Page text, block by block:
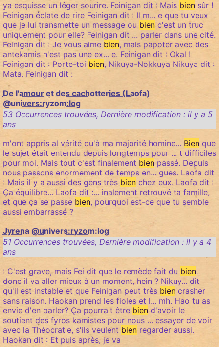
ya esquisse un léger sourire. Feinigan dit : Mais biensûr !
Feinigan éclate de rire Feinigan dit : Il m... e que tu veux
que je lui transmette un message ou bienc'est un truc
uniquement pour elle? Feinigan dit ... parler dans une cité.
Feinigan dit : Je vous aime bien, mais papoter avec des
antekamis n'est pas une ex... e. Feinigan dit : Okal !
Feinigan dit : Porte-toi bien, Nikuya-Nokkuya Nikuya dit :
Mata. Feinigan dit :
De l'amour et des cachotteries (Laofa)
@univers:ryzom:log
53 Occurrences trouvées, Dernière modification : il y a 5
ans
m'ont appris al vérité qu'à ma majorité homine... Bienque
le sujet était entendu depuis longtemps pour ... t difficiles
pour moi. Mais tout c'est finalement bienpassé. Depuis
nous passons enormement de temps en... gues. Laofa dit
: Mais il y a aussi des gens très bienchez eux. Laofa dit :
Ça équilibre... Laofa dit :... inalement retrouvé ta famille,
et que ça se passe bien, pourquoi est-ce que tu semble
aussi embarrassé ?
Jyrena @univers:ryzom:log
51 Occurrences trouvées, Dernière modification : il y a 4
ans
: C'est grave, mais Fei dit que le remède fait du bien,
donc il va aller mieux à un moment, hein ? Nikuy... dit
qu'il est instable et que Feinigan peut très biencrasher
sans raison. Haokan prend les fioles et l... mh. Hao tu as
envie d'en parler? Ça pourrait être biend'avoir le
soutient des fyros kamistes pour nous ... essayer de voir
avec la Théocratie, s'ils veulent bienregarder aussi.
Haokan dit : Et puis après, je va